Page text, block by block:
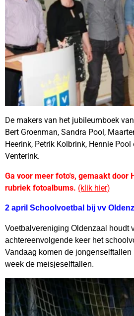
De makers van het jubileumboek
Bert Groenman, Sandra Pool,
Heerink, Petrik Kolbrink, Hennie Pool
Venterink.
Ga voor meer foto's, gemaakt door
rubriek fotoalbums. (klik hier)
2 april Schoolvoetbal bij vv
Voetbalvereniging Oldenzaal houdt
achtereenvolgende keer het
Vandaag komen de
week de meisjeselftallen.